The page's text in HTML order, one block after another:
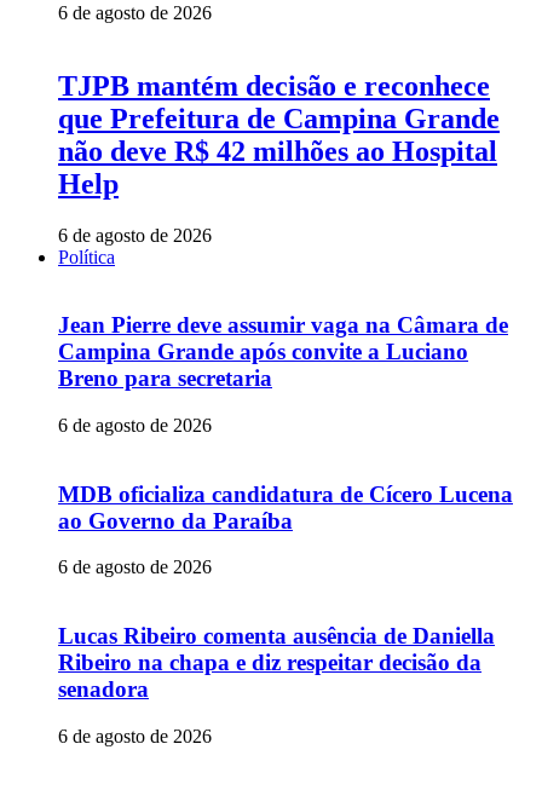
6 de agosto de 2026
TJPB mantém decisão e reconhece
que Prefeitura de Campina Grande
não deve R$ 42 milhões ao Hospital
Help
6 de agosto de 2026
Política
Jean Pierre deve assumir vaga na Câmara de
Campina Grande após convite a Luciano
Breno para secretaria
6 de agosto de 2026
MDB oficializa candidatura de Cícero Lucena
ao Governo da Paraíba
6 de agosto de 2026
Lucas Ribeiro comenta ausência de Daniella
Ribeiro na chapa e diz respeitar decisão da
senadora
6 de agosto de 2026